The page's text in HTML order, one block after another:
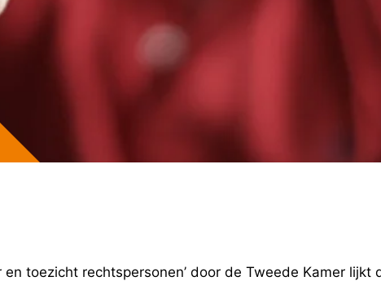
en toezicht rechtspersonen’ door de Tweede Kamer